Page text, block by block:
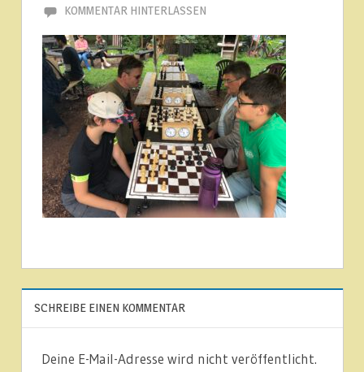
KOMMENTAR HINTERLASSEN
SCHREIBE EINEN KOMMENTAR
Deine E-Mail-Adresse wird nicht veröffentlicht.